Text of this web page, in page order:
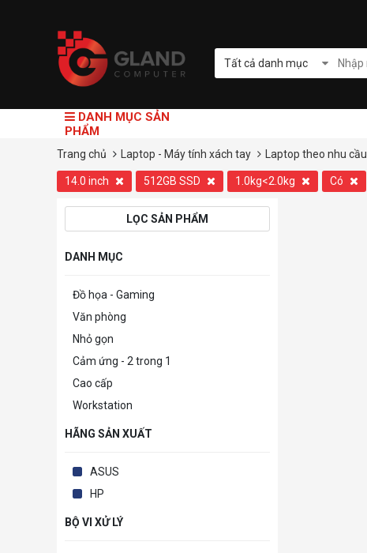
Tất cả danh mục
DANH MỤC SẢN
PHẨM
Trang chủ Laptop - Máy tính xách tay Laptop theo nhu cầu
14.0 inch 512GB SSD 1.0kg<2.0kg Có
LỌC SẢN PHẨM
DANH MỤC
Đồ họa - Gaming
Văn phòng
Nhỏ gọn
Cảm ứng - 2 trong 1
Cao cấp
Workstation
HÃNG SẢN XUẤT
ASUS
HP
BỘ VI XỬ LÝ